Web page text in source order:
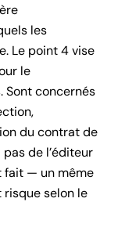
les
Le point 4 vise
le
Sont concernés
du contrat de
de l’éditeur
fait — un même
selon le